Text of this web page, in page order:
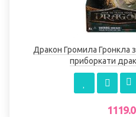
Дракон Громила Гронкла
приборкати